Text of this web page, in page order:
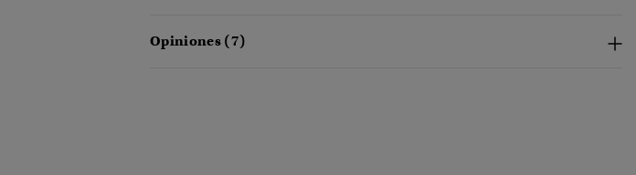
Opiniones (7)